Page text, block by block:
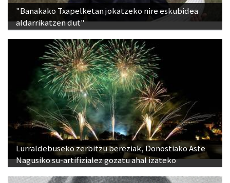
"Banakako Txapelketan jokatzeko nire eskubidea
aldarrikatzen dut"
Lurraldebuseko zerbitzu bereziak, Donostiako Aste
Nagusiko su-artifizialez gozatu ahal izateko